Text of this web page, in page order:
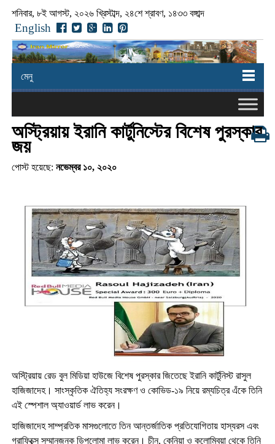
শনিবার, ৮ই আগস্ট, ২০২৬ খ্রিস্টাব্দ, ২৪শে শ্রাবণ, ১৪৩৩ বঙ্গাব্দ
English
মেনু
অস্ট্রিয়ায় ইরানি কার্টুনিস্টের বিশেষ পুরস্কার
জয়
পোস্ট হয়েছে: নভেম্বর ১০, ২০২০
অস্ট্রিয়ায় রেড বুল মিডিয়া হাউজে বিশেষ পুরস্কার জিতেছে ইরানি কার্টুনিস্ট রাসুল
হাজিজাদেহ। সাংস্কৃতিক ঐতিহ্য সংরক্ষণ ও কোভিড-১৯ নিয়ে রম্যচিত্র এঁকে তিনি
এই স্পেশাল অ্যাওয়ার্ড লাভ করেন।
হাজিজাদেহ সাম্প্রতিক মাসগুলোতে তিন আন্তর্জাতিক প্রতিযোগিতায় হাস্যরস এবং
গ্রাফিক্সে সম্মানজনক ডিপলোমা লাভ করেন। চীন, কেনিয়া ও কলোম্বিয়া থেকে তিনি